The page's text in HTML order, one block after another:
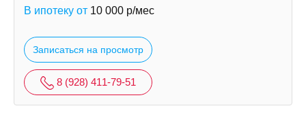
В ипотеку от 10 000 р/мес
Записаться на просмотр
8 (928) 411-79-51